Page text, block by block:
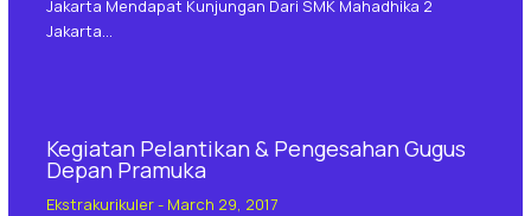
Jakarta Mendapat Kunjungan Dari SMK Mahadhika 2
Jakarta…
Kegiatan Pelantikan & Pengesahan Gugus
Depan Pramuka
Ekstrakurikuler- March 29, 2017